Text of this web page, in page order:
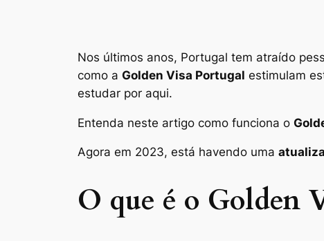
Nos últimos anos, Portugal tem atraído
como a Golden Visa Portugal estimulam
estudar por aqui.
Entenda neste artigo como funciona o
Agora em 2023, está havendo uma
O que é o Golden